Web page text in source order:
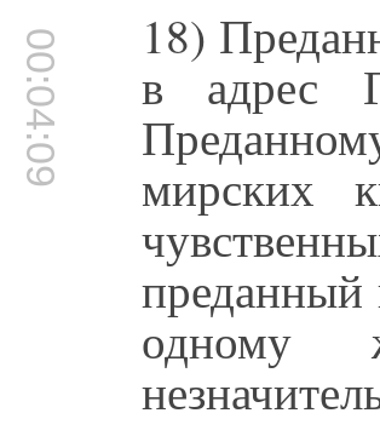
00:04:09 18)
в адрес
мирских
преданный
одному